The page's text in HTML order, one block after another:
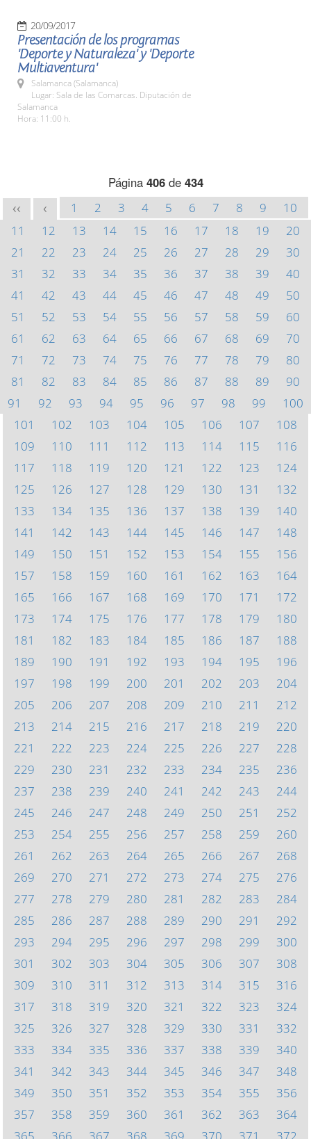
20/09/2017
Presentación de los programas
'Deporte y Naturaleza' y 'Deporte
Multiaventura'
Salamanca (Salamanca)
Lugar: Sala de las Comarcas. Diputación de
Salamanca
Hora: 11:00 h.
Página 406de 434
<< < 1 2 3 4 5 6 7 8 9
10
11
12 13 14 15 16 17 18 19
20
21
22 23 24 25 26 27 28 29
30
31
32 33 34 35 36 37 38 39
40
41
42 43 44 45 46 47 48 49
50
51
52 53 54 55 56 57 58 59
60
61
62 63 64 65 66 67 68 69
70
71
72 73 74 75 76 77 78 79
80
81
82 83 84 85 86 87 88 89
90
91
92 93 94 95 96 97 98 99
100
101
102 103 104 105 106 107
108
109
110 111 112 113 114 115
116
117
118 119 120 121 122 123
124
125
126 127 128 129 130 131
132
133
134 135 136 137 138 139
140
141
142 143 144 145 146 147
148
149
150 151 152 153 154 155
156
157
158 159 160 161 162 163
164
165
166 167 168 169 170 171
172
173
174 175 176 177 178 179
180
181
182 183 184 185 186 187
188
189
190 191 192 193 194 195
196
197
198 199 200 201 202 203
204
205
206 207 208 209 210 211
212
213
214 215 216 217 218 219
220
221
222 223 224 225 226 227
228
229
230 231 232 233 234 235
236
237
238 239 240 241 242 243
244
245
246 247 248 249 250 251
252
253
254 255 256 257 258 259
260
261
262 263 264 265 266 267
268
269
270 271 272 273 274 275
276
277
278 279 280 281 282 283
284
285
286 287 288 289 290 291
292
293
294 295 296 297 298 299
300
301
302 303 304 305 306 307
308
309
310 311 312 313 314 315
316
317
318 319 320 321 322 323
324
325
326 327 328 329 330 331
332
333
334 335 336 337 338 339
340
341
342 343 344 345 346 347
348
349
350 351 352 353 354 355
356
357
358 359 360 361 362 363
364